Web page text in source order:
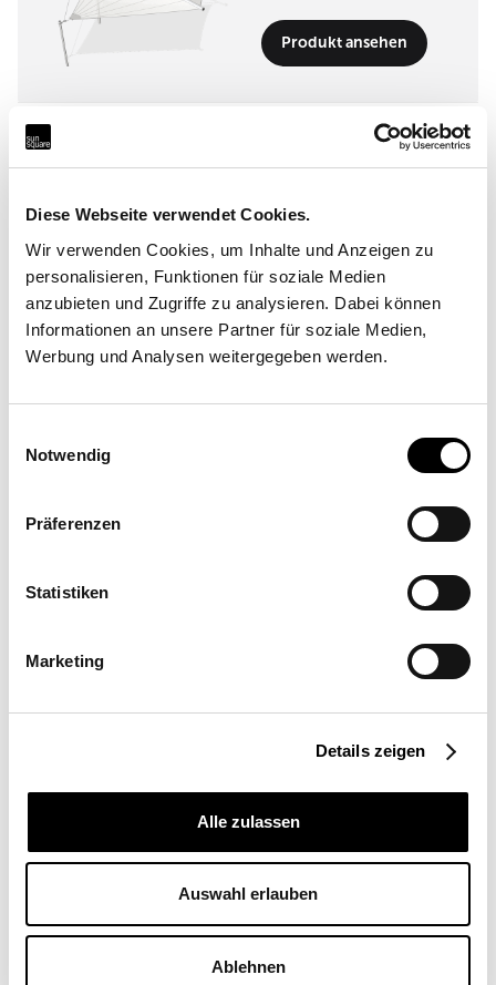
Diese Webseite verwendet Cookies.
Wir verwenden Cookies, um Inhalte und Anzeigen zu
personalisieren, Funktionen für soziale Medien
anzubieten und Zugriffe zu analysieren. Dabei können
Informationen an unsere Partner für soziale Medien,
Werbung und Analysen weitergegeben werden.
Notwendig
Präferenzen
Statistiken
Marketing
Details zeigen
Alle zulassen
Auswahl erlauben
Ablehnen
Produkt ansehen
Schweiz
Privatbereich
25
Weitere Referenzen
Echte Projekte, echte Orte. So vielseitig kommen
SunSquare® Systeme weltweit zum Einsatz.